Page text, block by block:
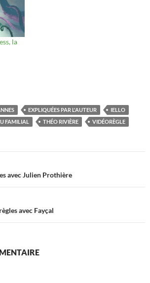
la
EXPLIQUÉES PAR L'AUTEUR
IELLO
FAMILIAL THÉO RIVIÈRE VIDÉORÈGLE
avec Julien Prothière
avec Fayçal